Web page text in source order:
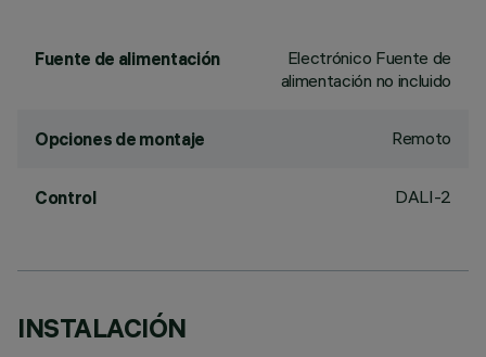
Fuente de alimentación
Electrónico Fuente de
alimentación no incluido
Opciones de montaje Remoto
Control DALI-2
INSTALACIÓN